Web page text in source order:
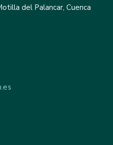
del Palancar, Cuenca